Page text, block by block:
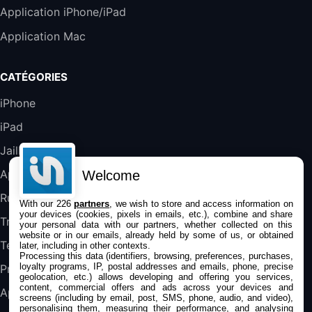
Harman Kardon SoundSticks 5 Haut-Parleur
289,47€
Galaxy S25 FE 6,7\" 5G Nano SIM 128 Go
Blanc
357,4€
Jeu FIFA 20 sur PC (code à télécharger)
45,98€57,99€Rue Du Commerce (Vendeur Tiers)
Application iPhone/iPad
Application Mac
CATÉGORIES
iPhone
iPad
Jailbreak
Applications
Rumeurs
Trucs & astuces
Tests
Promos
Apple
Welcome
With our 226partners , we wish to store and access information on
your devices (cookies, pixels in emails, etc.), combine and share
your personal data with our partners, whether collected on this
website or in our emails, already held by some of us, or obtained
later, including in other contexts.
Processing this data (identifiers, browsing, preferences, purchases,
loyalty programs, IP, postal addresses and emails, phone, precise
geolocation, etc.) allows developing and offering you services,
content, commercial offers and ads across your devices and
screens (including by email, post, SMS, phone, audio, and video),
personalising them, measuring their performance, and analysing